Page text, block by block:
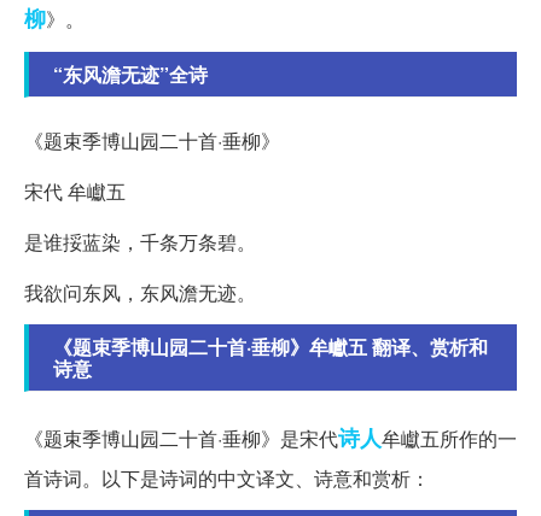
柳》。
“东风澹无迹”全诗
《题束季博山园二十首·垂柳》
宋代 牟巘五
是谁挼蓝染，千条万条碧。
我欲问东风，东风澹无迹。
《题束季博山园二十首·垂柳》牟巘五 翻译、赏析和
诗意
《题束季博山园二十首·垂柳》是宋代诗人牟巘五所作的一
首诗词。以下是诗词的中文译文、诗意和赏析：